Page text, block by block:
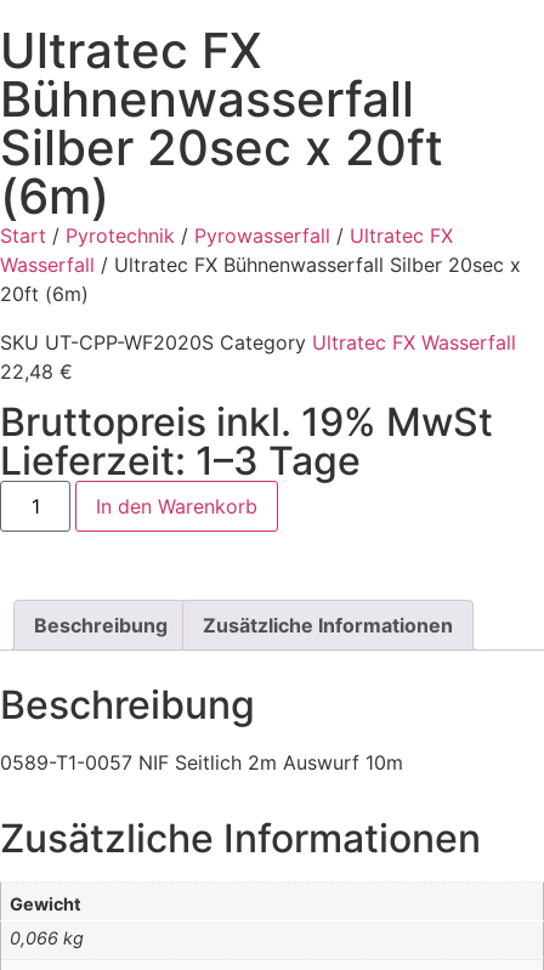
Ultratec FX
Bühnenwasserfall
Silber 20sec x 20ft
(6m)
Start / Pyrotechnik / Pyrowasserfall / Ultratec FX
Wasserfall / Ultratec FX Bühnenwasserfall Silber 20sec x
20ft (6m)
SKU UT-CPP-WF2020S Category Ultratec FX Wasserfall
22,48 €
Bruttopreis inkl. 19% MwSt
Lieferzeit: 1–3 Tage
In den Warenkorb
Beschreibung Zusätzliche Informationen
Beschreibung
0589-T1-0057 NIF Seitlich 2m Auswurf 10m
Zusätzliche Informationen
Gewicht
0,066 kg